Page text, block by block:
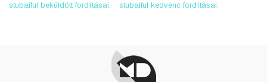
stubaiful beküldött fordításai. stubaiful kedvenc fordításai.